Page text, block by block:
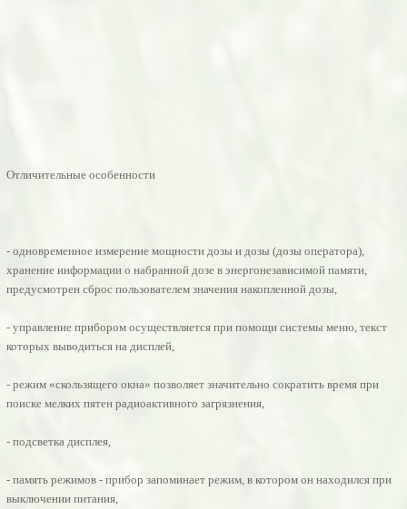
Отличительные особенности
- одновременное измерение мощности дозы и дозы (дозы оператора),
хранение информации о набранной дозе в энергонезависимой памяти,
предусмотрен сброс пользователем значения накопленной дозы,
- управление прибором осуществляется при помощи системы меню, текст
которых выводиться на дисплей,
- режим «скользящего окна» позволяет значительно сократить время при
поиске мелких пятен радиоактивного загрязнения,
- подсветка дисплея,
- память режимов - прибор запоминает режим, в котором он находился при
выключении питания,